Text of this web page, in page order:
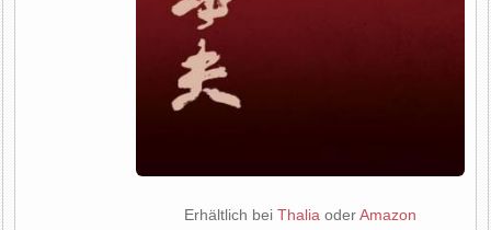
Erhältlich bei Thalia oderAmazon